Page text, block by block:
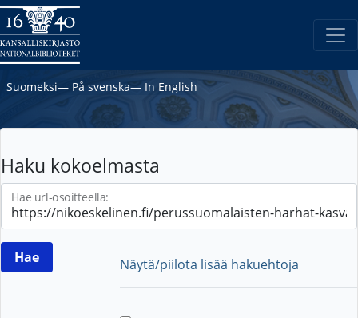
Suomeksi― På svenska― In English
Haku kokoelmasta
Hae url-osoitteella:
Näytä/piilota lisää hakuehtoja